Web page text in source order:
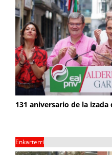
131 aniversario de la
Enkarterri